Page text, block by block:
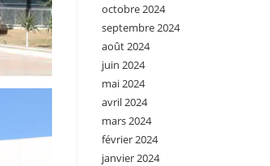
octobre 2024
septembre 2024
août 2024
juin 2024
mai 2024
avril 2024
mars 2024
février 2024
janvier 2024